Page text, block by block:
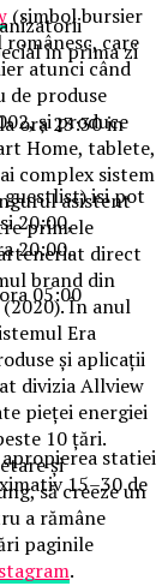
(simbol bursier
care
atunci când
de produse
și produce
Home, tablete,
complex sistem
asistent
primele
direct
brand din
În anul
Era
și aplicații
divizia Allview
pieței energiei
10 țări.
și
să creeze un
a rămâne
paginile
.
in prima zi
ora 23:30 in
guestlist) isi pot
20:00,
20:00.
05:00
statiei
15–30 de